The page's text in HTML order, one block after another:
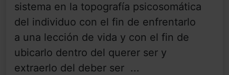
sistema en la topografía psicosomática
del individuo con el fin de enfrentarlo
a una lección de vida y con el fin de
ubicarlo dentro del querer ser y
extraerlo del deber ser ...